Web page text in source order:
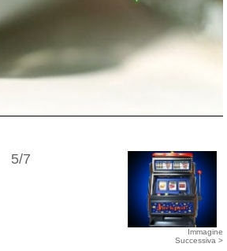
5/7
Immagine
Successiva >